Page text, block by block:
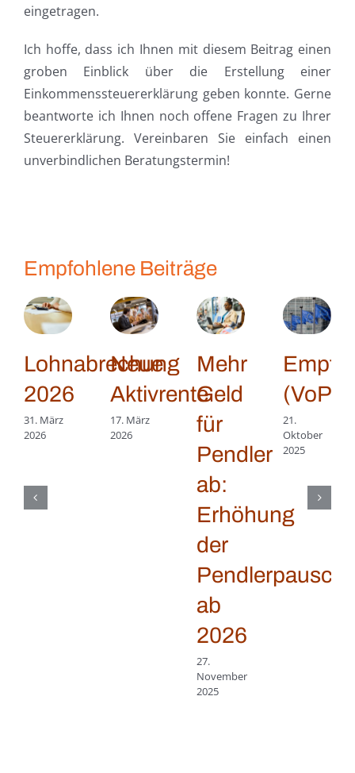
eingetragen.
Ich hoffe, dass ich Ihnen mit diesem Beitrag einen
groben Einblick über die Erstellung einer
Einkommenssteuererklärung geben konnte. Gerne
beantworte ich Ihnen noch offene Fragen zu Ihrer
Steuererklärung. Vereinbaren Sie einfach einen
unverbindlichen Beratungstermin!
Empfohlene Beiträge
Lohnabrechung
2026
31. März
2026
Neue
Aktivrente
17. März
2026
Mehr
Geld
für
Pendler
ab:
Erhöhung
der
ab
2026
27.
November
2025
(VoP)
21.
Oktober
2025